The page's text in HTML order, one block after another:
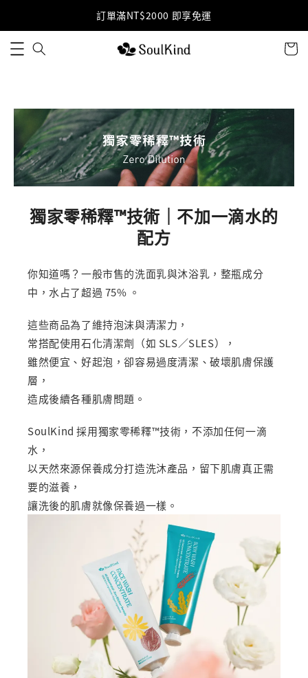
訂單滿NT$2000 即享免運
獨家零稀釋™技術｜不加一滴水的
配方
你知道嗎？一般市售的洗面乳與沐浴乳，整瓶成分
中，水占了超過 75% 。
這些商品為了維持泡沫與清潔力，
常搭配使用石化清潔劑（如 SLS／SLES），
雖然便宜、好起泡，卻容易過度清潔、破壞肌膚保護
層，
造成後續各種肌膚問題。
SoulKind 採用獨家零稀釋™技術，不添加任何一滴
水，
以天然來源保養成分打造洗沐產品，留下肌膚真正需
要的滋養，
讓洗後的肌膚就像保養過一樣。